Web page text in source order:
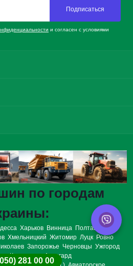
Подписаться
и согласен с условиями
по городам
Харьков Винница
Полтава
Хмельницкий Житомир Луцк Ровно
Запорожье Черновцы Ужгород
Кременчуг Авангард
281 00 00